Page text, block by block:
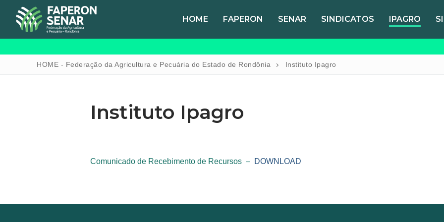
HOME FAPERON SENAR SINDICATOS IPAGRO
FAPERON
HOME - Federação da Agricultura e Pecuária do Estado de Rondônia Instituto Ipagro
Instituto Ipagro
Comunicado de Recebimento de Recursos – DOWNLOAD